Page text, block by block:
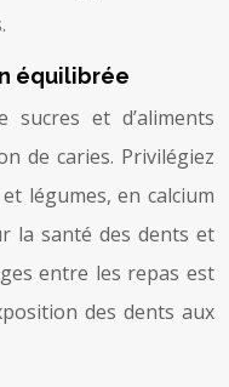
équilibrée
sucres et d’aliments
de caries. Privilégiez
légumes, en calcium
la santé des dents et
entre les repas est
des dents aux